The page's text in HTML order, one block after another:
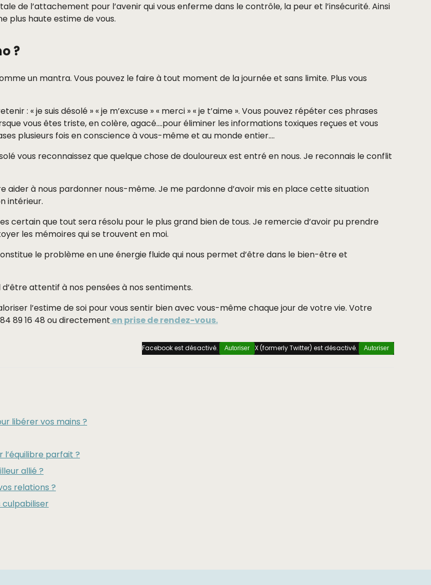
de l’attachement pour l’avenir qui vous enferme dans le contrôle, la peur et l’insécurité. Ainsi
plus haute estime de vous.
?
un mantra. Vous pouvez le faire à tout moment de la journée et sans limite. Plus vous
: « je suis désolé » « je m’excuse » « merci » « je t’aime ». Vous pouvez répéter ces phrases
vous êtes triste, en colère, agacé….pour éliminer les informations toxiques reçues et vous
plusieurs fois en conscience à vous-même et au monde entier….
vous reconnaissez que quelque chose de douloureux est entré en nous. Je reconnais le conflit
aider à nous pardonner nous-même. Je me pardonne d’avoir mis en place cette situation
intérieur.
certain que tout sera résolu pour le plus grand bien de tous. Je remercie d’avoir pu prendre
les mémoires qui se trouvent en moi.
le problème en une énergie fluide qui nous permet d’être dans le bien-être et
attentif à nos pensées à nos sentiments.
l’estime de soi pour vous sentir bien avec vous-même chaque jour de votre vie. Votre
89 16 48 ou directement en prise de rendez-vous.
X (formerly Twitter) est désactivé. Autoriser
Facebook est désactivé. Autoriser
libérer vos mains ?
parfait ?
allié ?
relations ?
culpabiliser